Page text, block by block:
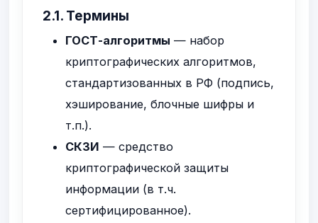
2.1. Термины
ГОСТ-алгоритмы — набор
криптографических алгоритмов,
стандартизованных в РФ (подпись,
хэширование, блочные шифры и
т.п.).
СКЗИ — средство
криптографической защиты
информации (в т.ч.
сертифицированное).